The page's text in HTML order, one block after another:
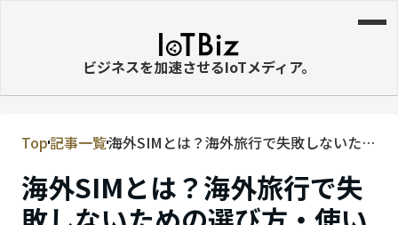
ビジネスを加速させるIoTメディア。
MVNE
エッジ
LPWA
Top記事一覧海外SIMとは？海外旅行で失敗しないため
海外SIMとは？海外旅行で失